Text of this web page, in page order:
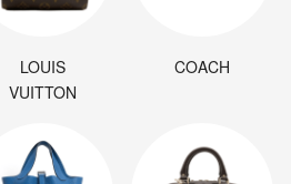
LOUIS
VUITTON
COACH